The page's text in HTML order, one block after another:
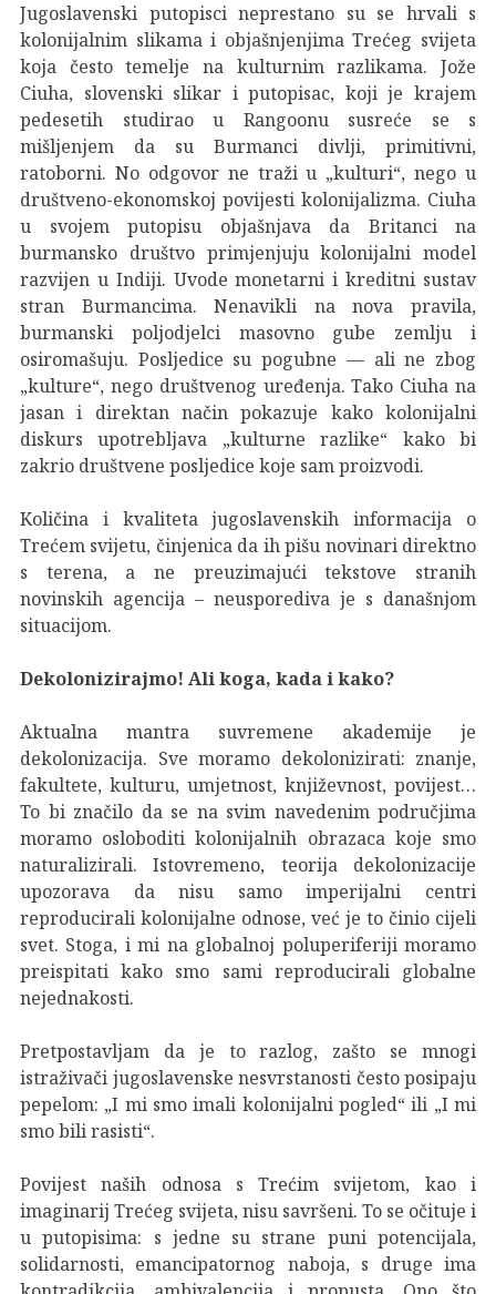
Jugoslavenski putopisci neprestano su se hrvali s
kolonijalnim slikama i objašnjenjima Trećeg svijeta
koja često temelje na kulturnim razlikama. Jože
Ciuha, slovenski slikar i putopisac, koji je krajem
pedesetih studirao u Rangoonu susreće se s
mišljenjem da su Burmanci divlji, primitivni,
ratoborni. No odgovor ne traži u „kulturi“, nego u
društveno-ekonomskoj povijesti kolonijalizma. Ciuha
u svojem putopisu objašnjava da Britanci na
burmansko društvo primjenjuju kolonijalni model
razvijen u Indiji. Uvode monetarni i kreditni sustav
stran Burmancima. Nenavikli na nova pravila,
burmanski poljodjelci masovno gube zemlju i
osiromašuju. Posljedice su pogubne — ali ne zbog
„kulture“, nego društvenog uređenja. Tako Ciuha na
jasan i direktan način pokazuje kako kolonijalni
diskurs upotrebljava „kulturne razlike“ kako bi
zakrio društvene posljedice koje sam proizvodi.
Količina i kvaliteta jugoslavenskih informacija o
Trećem svijetu, činjenica da ih pišu novinari direktno
s terena, a ne preuzimajući tekstove stranih
novinskih agencija – neusporediva je s današnjom
situacijom.
Dekolonizirajmo! Ali koga, kada i kako?
Aktualna mantra suvremene akademije je
dekolonizacija. Sve moramo dekolonizirati: znanje,
fakultete, kulturu, umjetnost, književnost, povijest…
To bi značilo da se na svim navedenim područjima
moramo osloboditi kolonijalnih obrazaca koje smo
naturalizirali. Istovremeno, teorija dekolonizacije
upozorava da nisu samo imperijalni centri
reproducirali kolonijalne odnose, već je to činio cijeli
svet. Stoga, i mi na globalnoj poluperiferiji moramo
preispitati kako smo sami reproducirali globalne
nejednakosti.
Pretpostavljam da je to razlog, zašto se mnogi
istraživači jugoslavenske nesvrstanosti često posipaju
pepelom: „I mi smo imali kolonijalni pogled“ ili „I mi
smo bili rasisti“.
Povijest naših odnosa s Trećim svijetom, kao i
imaginarij Trećeg svijeta, nisu savršeni. To se očituje i
u putopisima: s jedne su strane puni potencijala,
solidarnosti, emancipatornog naboja, s druge ima